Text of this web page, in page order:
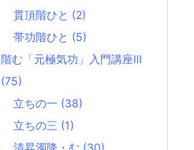
貫頂階ひと (2)
帯功階ひと (5)
階む「元極気功」入門講座Ⅲ
(75)
立ちの一 (38)
立ちの三 (1)
清昇濁降・む (30)